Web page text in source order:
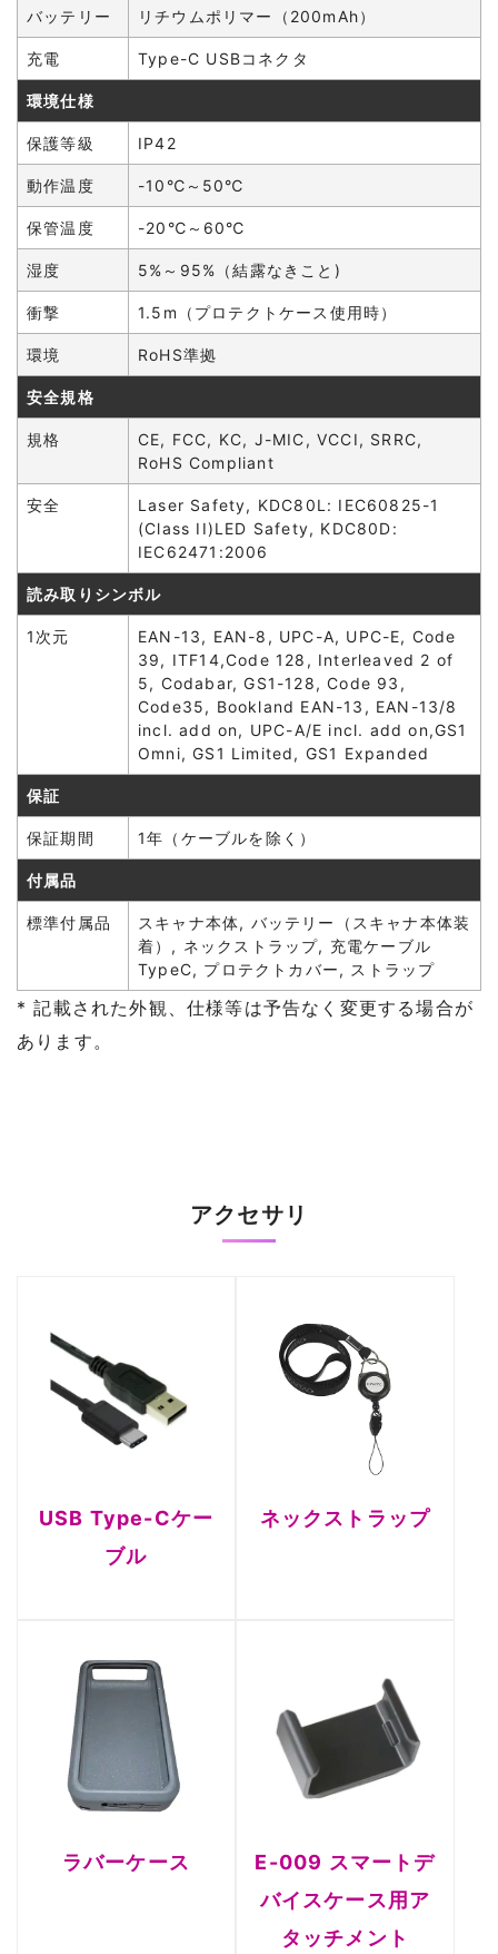
バッテリー リチウムポリマー（200mAh）
充電 Type-C USBコネクタ
環境仕様
保護等級 IP42
動作温度 -10℃～50℃
保管温度 -20℃～60℃
湿度 5%～95%（結露なきこと)
衝撃 1.5m（プロテクトケース使用時）
環境 RoHS準拠
安全規格
規格
CE, FCC, KC, J-MIC, VCCI, SRRC,
RoHS Compliant
安全
Laser Safety, KDC80L: IEC60825-1
(Class II)LED Safety, KDC80D:
IEC62471:2006
読み取りシンボル
1次元
EAN-13, EAN-8, UPC-A, UPC-E, Code
39, ITF14,Code 128, Interleaved 2 of
5, Codabar, GS1-128, Code 93,
Code35, Bookland EAN-13, EAN-13/8
incl. add on, UPC-A/E incl. add on,GS1
Omni, GS1 Limited, GS1 Expanded
保証
保証期間 1年（ケーブルを除く）
付属品
標準付属品
スキャナ本体, バッテリー（スキャナ本体装
着）, ネックストラップ, 充電ケーブル
TypeC, プロテクトカバー, ストラップ
* 記載された外観、仕様等は予告なく変更する場合が
あります。
アクセサリ
USB Type-Cケー
ブル
ネックストラップ
ラバーケース
E-009 スマートデ
バイスケース用ア
タッチメント